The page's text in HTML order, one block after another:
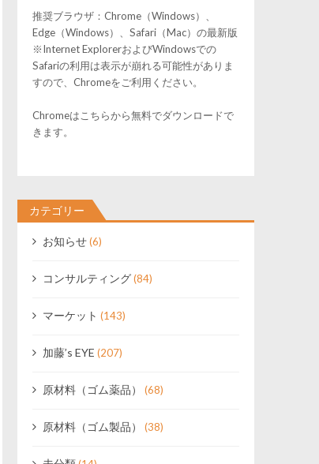
推奨ブラウザ：Chrome（Windows）、
Edge（Windows）、Safari（Mac）の最新版
※Internet ExplorerおよびWindowsでの
Safariの利用は表示が崩れる可能性がありま
すので、Chromeをご利用ください。
Chromeはこちらから無料でダウンロードで
きます。
カテゴリー
お知らせ(6)
コンサルティング(84)
マーケット (143)
加藤’s EYE (207)
原材料（ゴム薬品） (68)
原材料（ゴム製品） (38)